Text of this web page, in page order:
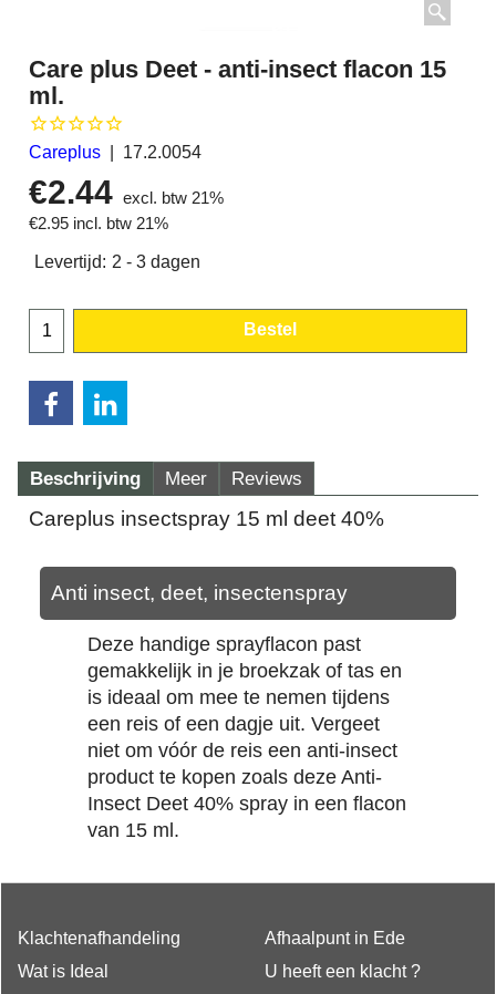
Care plus Deet - anti-insect flacon 15
ml.
Careplus 17.2.0054
€2.44 excl. btw 21%
€2.95 incl. btw 21%
Levertijd: 2 - 3 dagen
Bestel
Beschrijving Meer Reviews
Careplus insectspray 15 ml deet 40%
Anti insect, deet, insectenspray
Deze handige sprayflacon past
gemakkelijk in je broekzak of tas en
is ideaal om mee te nemen tijdens
een reis of een dagje uit. Vergeet
niet om vóór de reis een anti-insect
product te kopen zoals deze Anti-
Insect Deet 40% spray in een flacon
van 15 ml.
Klachtenafhandeling
Wat is Ideal
Afhaalpunt in Ede
U heeft een klacht ?